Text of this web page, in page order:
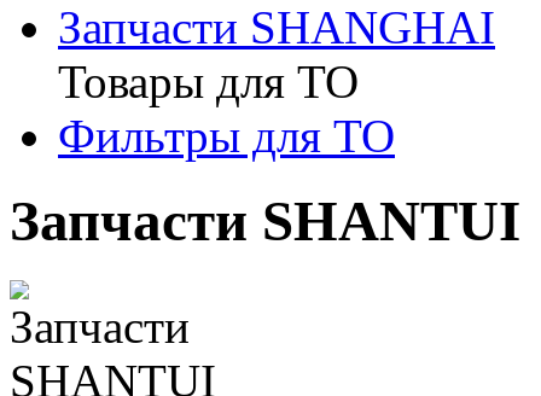
Запчасти SHANGHAI
Товары для ТО
Фильтры для ТО
Запчасти SHANTUI